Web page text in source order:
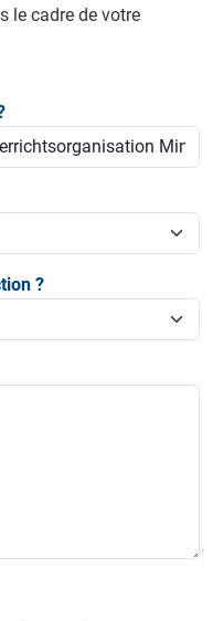
le cadre de votre
?